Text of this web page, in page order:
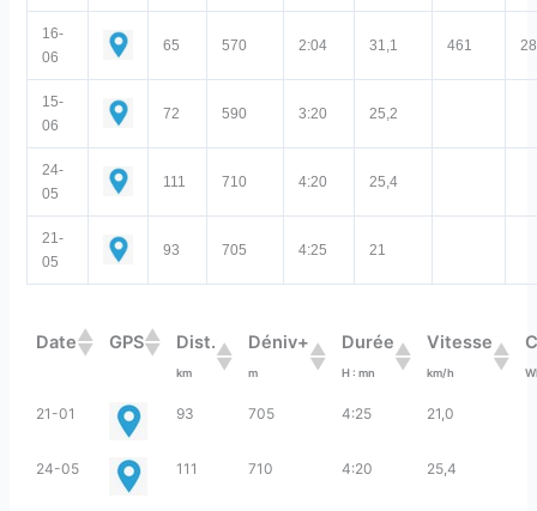
16-
06
65 570 2:04 31,1 461
15-
06
72 590 3:20 25,2
24-
05
111 710 4:20 25,4
21-
05
93 705 4:25 21
Date GPS Dist.
km
Déniv+
m
Durée
H : mn
Vitesse
km/h
21-01 93 705 4:25 21,0
24-05 111 710 4:20 25,4